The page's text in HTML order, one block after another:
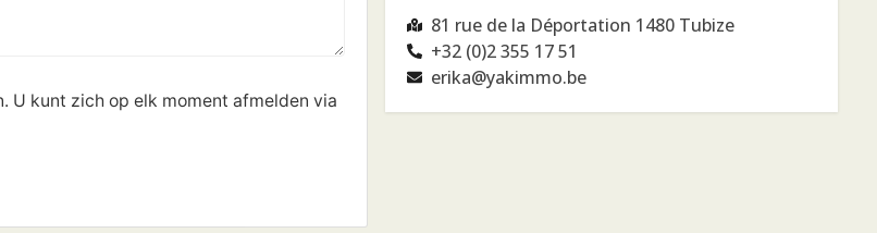
kunt zich op elk moment afmelden via
81 rue de la Déportation 1480 Tubize
+32 (0)2 355 17 51
erika@yakimmo.be